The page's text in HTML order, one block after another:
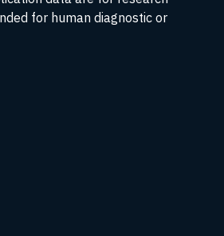
for human diagnostic or